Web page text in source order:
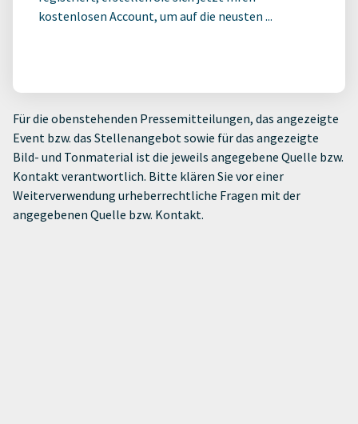
kostenlosen Account, um auf die neusten ...
Für die obenstehenden Pressemitteilungen, das angezeigte
Event bzw. das Stellenangebot sowie für das angezeigte
Bild- und Tonmaterial ist die jeweils angegebene Quelle bzw.
Kontakt verantwortlich. Bitte klären Sie vor einer
Weiterverwendung urheberrechtliche Fragen mit der
angegebenen Quelle bzw. Kontakt.